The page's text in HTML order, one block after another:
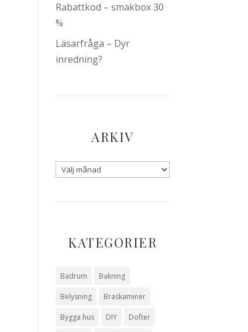
Rabattkod – smakbox 30
%
Läsarfråga – Dyr
inredning?
ARKIV
KATEGORIER
Badrum Bakning
Belysning Braskaminer
Bygga hus DIY Dofter